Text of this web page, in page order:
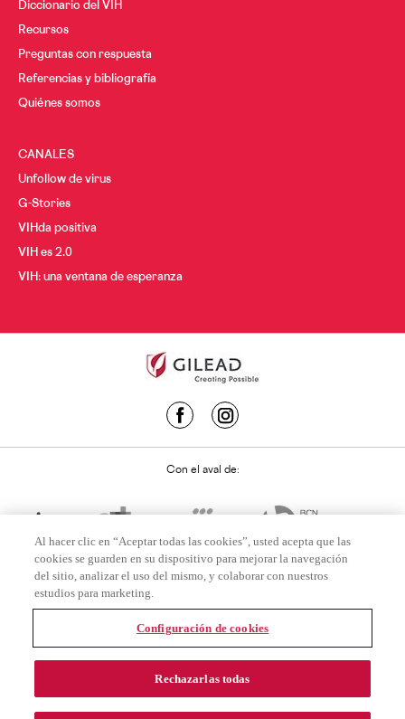
Diccionario del VIH
Recursos
Preguntas con respuesta
Referencias y bibliografía
Quiénes somos
CANALES
Unfollow de virus
G-Stories
VIHda positiva
VIH es 2.0
VIH: una ventana de esperanza
Con el aval de:
USO LEGAL
Al hacer clic en “Aceptar todas las cookies”, usted acepta que las
cookies se guarden en su dispositivo para mejorar la navegación
del sitio, analizar el uso del mismo, y colaborar con nuestros
estudios para marketing.
Configuración de cookies
Rechazarlas todas